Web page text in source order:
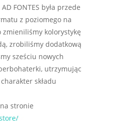
FONTES była przede
z poziomego na
zmieniliśmy kolorystykę
zrobiliśmy dodatkową
sześciu nowych
utrzymując
składu
stronie